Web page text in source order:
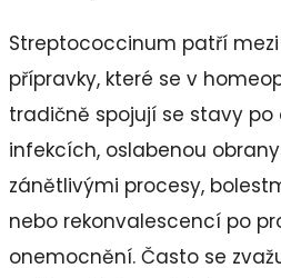
Streptococcinum patří
přípravky, které se v
tradičně spojují se stavy po
infekcích, oslabenou
zánětlivými procesy,
nebo rekonvalescencí po
onemocnění. Často se